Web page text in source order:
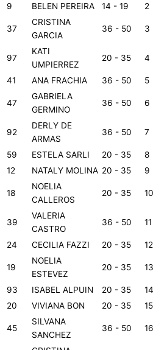
9
BELEN PEREIRA 14 - 19 2
37
CRISTINA
GARCIA
36 - 50 3
97
KATI
UMPIERREZ
20 - 35 4
41 ANA FRACHIA 36 - 50 5
47
GABRIELA
GERMINO
36 - 50 6
92
DERLY DE
ARMAS
36 - 50 7
59 ESTELA SARLI 20 - 35 8
12
NATALY MOLINA 20 - 35 9
18
NOELIA
CALLEROS
20 - 35 10
39
VALERIA
CASTRO
36 - 50 11
24 CECILIA FAZZI 20 - 35 12
19
NOELIA
ESTEVEZ
20 - 35 13
93 ISABEL ALPUIN 20 - 35 14
20
VIVIANA BON 20 - 35 15
45
SILVANA
SANCHEZ
36 - 50 16